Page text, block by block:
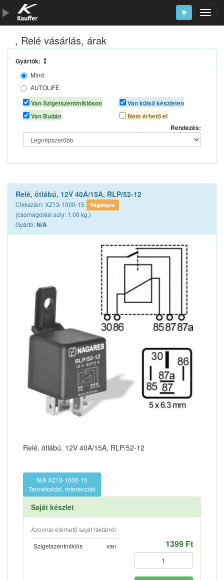
Szerszámkatalógus
Kosár
Alkatrészek
, Relé vásárlás, árak
Gyártók:
Mind
AUTOLIFE
N/A
TOPRAN
Van Szigetszentmiklóson
Van Budán
Van külső készleten
Nem érhető el
Rendezés:
Relé, ötlábú, 12V 40A/15A, RLP/52-12
Cikkszám: XZ13-1000-15 Vágólapra
(csomagolási súly: 1.00 kg.)
Gyártó:N/A
Relé, ötlábú, 12V 40A/15A, RLP/52-12
N/A XZ13-1000-15
Termékoldal, referenciák
Saját készlet
Azonnal elérhető saját raktárról
Szigetszentmiklós
van 1399 Ft